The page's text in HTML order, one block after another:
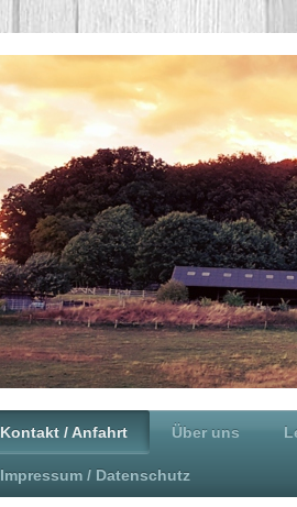
Kontakt / Anfahrt Über uns
Impressum / Datenschutz